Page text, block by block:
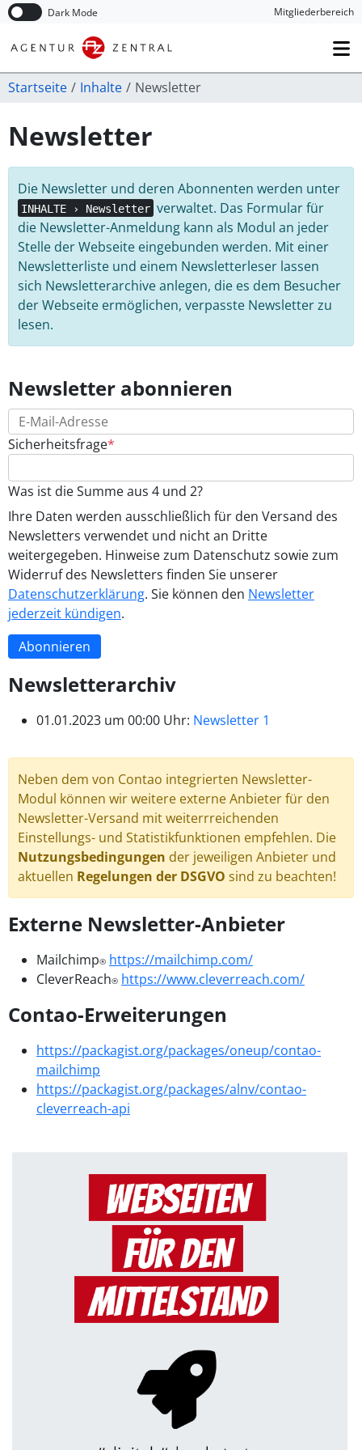
Dark Mode
Navigation überspringenMitglieder­bereich
Startseite Inhalte Newsletter
Newsletter
Die Newsletter und deren Abonnenten werden unter
INHALTE › Newsletter verwaltet. Das Formular für
die Newsletter-Anmeldung kann als Modul an jeder
Stelle der Webseite eingebunden werden. Mit einer
Newsletterliste und einem Newsletterleser lassen
sich Newsletterarchive anlegen, die es dem Besucher
der Webseite ermöglichen, verpasste Newsletter zu
lesen.
Newsletter abonnieren
E-Mail-Adresse
Pflichtfeld
Sicherheitsfrage*
Was ist die Summe aus 4 und 2?
Ihre Daten werden ausschließlich für den Versand des
Newsletters verwendet und nicht an Dritte
weitergegeben. Hinweise zum Datenschutz sowie zum
Widerruf des Newsletters finden Sie unserer
Datenschutzerklärung. Sie können den Newsletter
jederzeit kündigen.
Abonnieren
Newsletterarchiv
01.01.2023 um 00:00 Uhr: Newsletter 1
Neben dem von Contao integrierten Newsletter-
Modul können wir weitere externe Anbieter für den
Newsletter-Versand mit weiterrreichenden
Einstellungs- und Statistikfunktionen empfehlen. Die
Nutzungsbedingungen der jeweiligen Anbieter und
aktuellen Regelungen der DSGVO sind zu beachten!
Externe Newsletter-Anbieter
Mailchimp® https://mailchimp.com/
CleverReach® https://www.cleverreach.com/
Contao-Erweiterungen
https://packagist.org/packages/oneup/contao-
mailchimp
https://packagist.org/packages/alnv/contao-
cleverreach-api